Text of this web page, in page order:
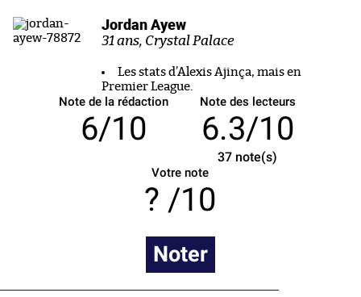
Jordan Ayew
31 ans, Crystal Palace
Les stats d’Alexis Ajinça, mais en
Premier League.
Note de la rédaction
6/10
Note des lecteurs
6.3/10
37 note(s)
Votre note
/10
Noter